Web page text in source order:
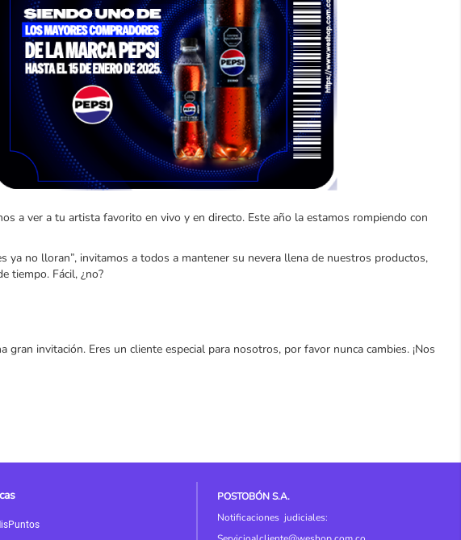
a ver a tu artista favorito en vivo y en directo. Este año la estamos rompiendo con
ya no lloran”, invitamos a todos a mantener su nevera llena de nuestros productos,
tiempo. Fácil, ¿no?
invitación. Eres un cliente especial para nosotros, por favor nunca cambies. ¡Nos
POSTOBÓN S.A.
Notificaciones judiciales: